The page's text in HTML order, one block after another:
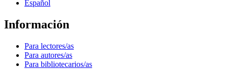
Español
Información
Para lectores/as
Para autores/as
Para bibliotecarios/as